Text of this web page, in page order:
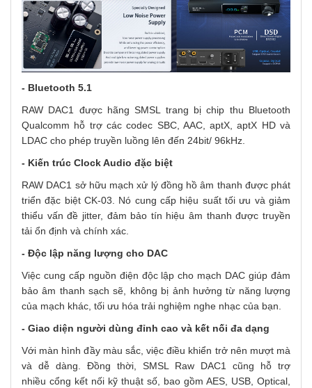
- Bluetooth 5.1
RAW DAC1 được hãng SMSL trang bị chip thu Bluetooth
Qualcomm hỗ trợ các codec SBC, AAC, aptX, aptX HD và
LDAC cho phép truyền luồng lên đến 24bit/ 96kHz.
- Kiến trúc Clock Audio đặc biệt
RAW DAC1 sở hữu mạch xử lý đồng hồ âm thanh được phát
triển đặc biệt CK-03. Nó cung cấp hiệu suất tối ưu và giảm
thiểu vấn đề jitter, đảm bảo tín hiệu âm thanh được truyền
tải ổn định và chính xác.
- Độc lập năng lượng cho DAC
Việc cung cấp nguồn điện độc lập cho mạch DAC giúp đảm
bảo âm thanh sạch sẽ, không bị ảnh hưởng từ năng lượng
của mạch khác, tối ưu hóa trải nghiệm nghe nhạc của bạn.
- Giao diện người dùng đỉnh cao và kết nối đa dạng
Với màn hình đầy màu sắc, việc điều khiển trở nên mượt mà
và dễ dàng. Đồng thời, SMSL Raw DAC1 cũng hỗ trợ
nhiều cổng kết nối kỹ thuật số, bao gồm AES, USB, Optical,